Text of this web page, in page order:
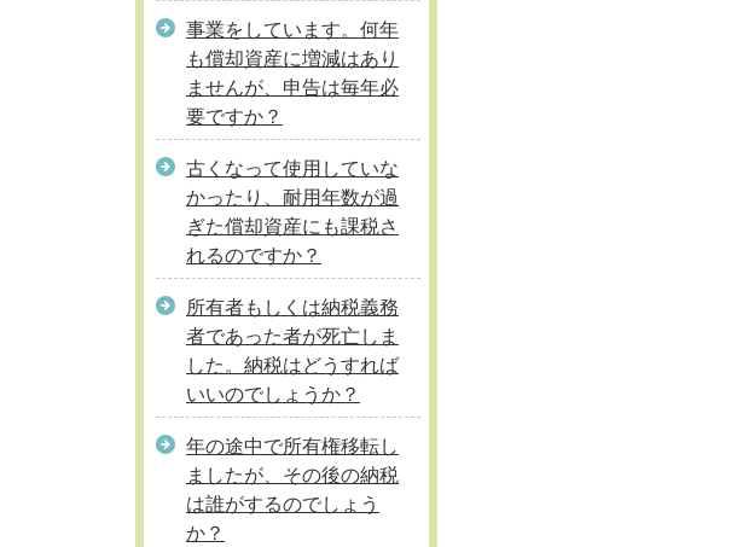
事業をしています。何年
も償却資産に増減はあり
ませんが、申告は毎年必
要ですか？
古くなって使用していな
かったり、耐用年数が過
ぎた償却資産にも課税さ
れるのですか？
所有者もしくは納税義務
者であった者が死亡しま
した。納税はどうすれば
いいのでしょうか？
年の途中で所有権移転し
ましたが、その後の納税
は誰がするのでしょう
か？